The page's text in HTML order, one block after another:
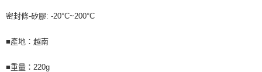
密封條-矽膠: -20°C~200°C
■產地：越南
■重量：220g